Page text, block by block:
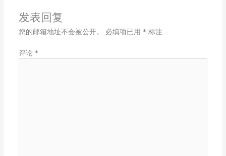
发表回复
您的邮箱地址不会被公开。 必填项已用 * 标注
评论 *